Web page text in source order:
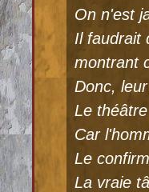
On n'est
Il faudrait
montrant
Donc,
Le
Car
Le
La vraie